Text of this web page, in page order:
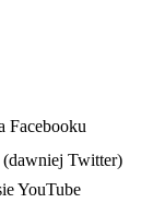
Facebooku
(dawniej Twitter)
YouTube